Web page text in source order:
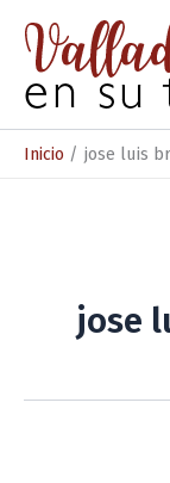
contenido
Inicio jose luis
jose